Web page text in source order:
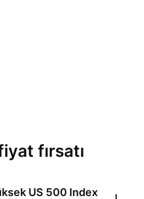
fırsatı
US 500 Index